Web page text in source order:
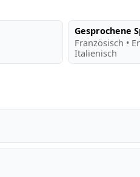
Gesprochene
Französisch •
Italienisch